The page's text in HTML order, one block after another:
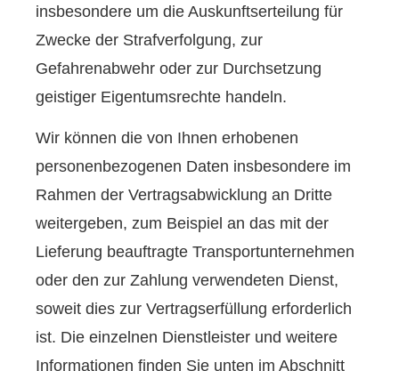
insbesondere um die Auskunftserteilung für
Zwecke der Strafverfolgung, zur
Gefahrenabwehr oder zur Durchsetzung
geistiger Eigentumsrechte handeln.
Wir können die von Ihnen erhobenen
personenbezogenen Daten insbesondere im
Rahmen der Vertragsabwicklung an Dritte
weitergeben, zum Beispiel an das mit der
Lieferung beauftragte Transportunternehmen
oder den zur Zahlung verwendeten Dienst,
soweit dies zur Vertragserfüllung erforderlich
ist. Die einzelnen Dienstleister und weitere
Informationen finden Sie unten im Abschnitt